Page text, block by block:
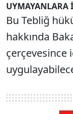
UYMAYANLARA
Bu Tebliğ
hakkında
çerçevesince